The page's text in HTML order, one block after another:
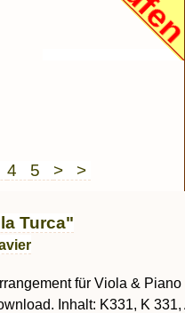
4 5 > >
Turca"
für Viola &
Inhalt: K331, K